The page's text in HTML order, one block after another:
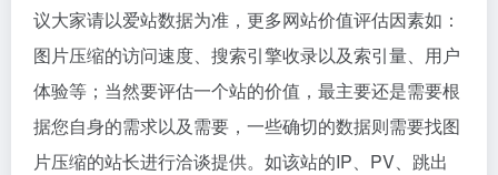
议大家请以爱站数据为准，更多网站价值评估因素如：
图片压缩的访问速度、搜索引擎收录以及索引量、用户
体验等；当然要评估一个站的价值，最主要还是需要根
据您自身的需求以及需要，一些确切的数据则需要找图
片压缩的站长进行洽谈提供。如该站的IP、PV、跳出